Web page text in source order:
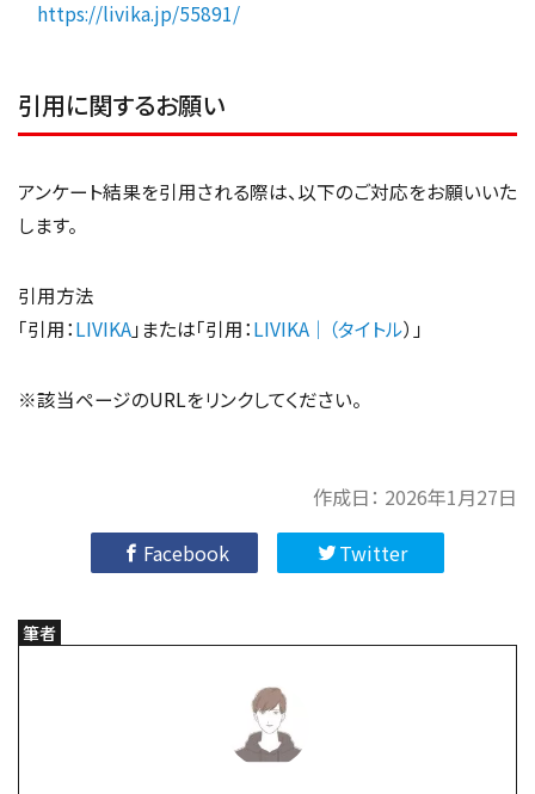
https://livika.jp/55891/
引用に関するお願い
アンケート結果を引用される際は、以下のご対応をお願いいた
します。
引用方法
「引用：LIVIKA」または「引用：LIVIKA｜（タイトル）」
※該当ページのURLをリンクしてください。
作成日： 2026年1月27日
Facebook
Twitter
筆者